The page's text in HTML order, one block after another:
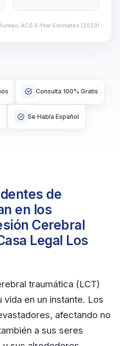
ACS 5-Year Estimates (2023)
Consulta 100% Gratis
Se Habla Español
de
en los
Cerebral
Legal Los
traumática (LCT)
vida en un instante. Los
afectando no
a sus seres